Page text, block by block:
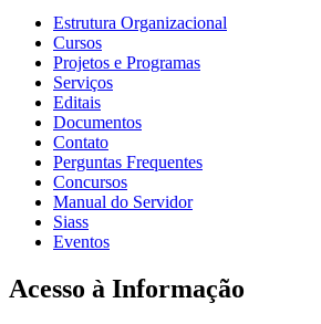
Estrutura Organizacional
Cursos
Projetos e Programas
Serviços
Editais
Documentos
Contato
Perguntas Frequentes
Concursos
Manual do Servidor
Siass
Eventos
Acesso à Informação